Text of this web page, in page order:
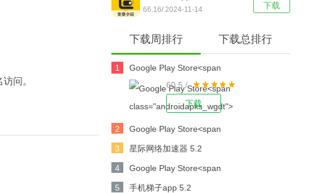
问。
下载
66.16/ 2024-11-14
下载周排行 下载总排行
1
Google Play Store<span
class="androidapks_wgdt"> 41.5.29-31 [0]
[PR] 644500286</s
60.5 /
下载
2
Google Play Store<span
class="androidapks_wgdt"> 41.9.17-23 [0]
[PR] 652617032</s
3 星际网络加速器 5.2
4
Google Play Store<span
class="androidapks_wgdt"> 42.7.19-23 [0]
5 手机梯子app 5.2